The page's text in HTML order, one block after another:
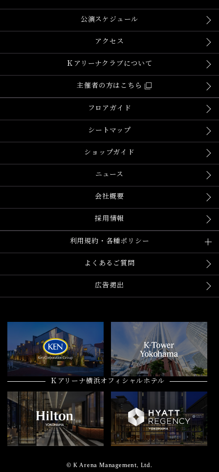
公演スケジュール
アクセス
Ｋアリーナクラブについて
主催者の方はこちら
フロアガイド
シートマップ
ショップガイド
ニュース
会社概要
採用情報
利用規約・各種ポリシー
よくあるご質問
広告掲出
Ｋアリーナ横浜オフィシャルホテル
© K Arena Management, Ltd.